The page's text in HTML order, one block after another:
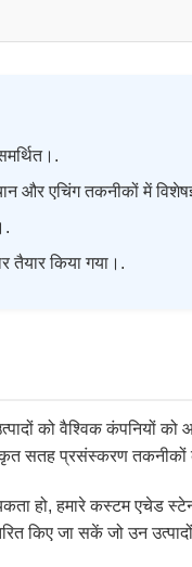
और एचिंग तकनीकों में
किया गया।.
को वैश्विक कंपनियों को
सतह प्रसंस्करण तकनीकों
हो, हमारे कस्टम एचेड
किए जा सकें जो उन